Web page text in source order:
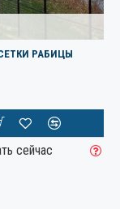
РАБИЦЫ
сейчас